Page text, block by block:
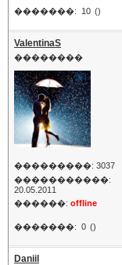
�������: 10 ()
ValentinaS
��������
���������: 3037
�����������:
20.05.2011
������: offline
�������: 0 ()
Daniil